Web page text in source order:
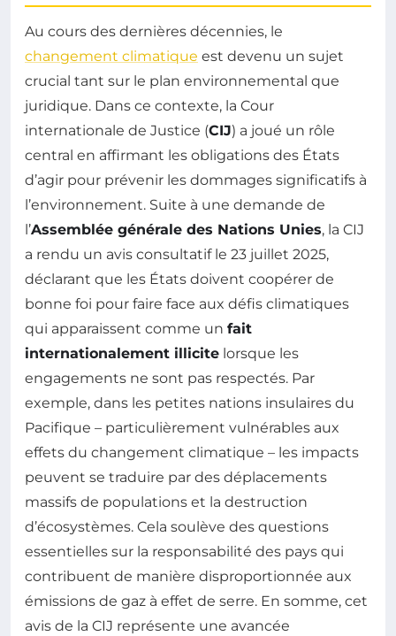
Au cours des dernières décennies, le
changement climatique est devenu un sujet
crucial tant sur le plan environnemental que
juridique. Dans ce contexte, la Cour
internationale de Justice (CIJ) a joué un rôle
central en affirmant les obligations des États
d’agir pour prévenir les dommages significatifs à
l’environnement. Suite à une demande de
l’Assemblée générale des Nations Unies, la CIJ
a rendu un avis consultatif le 23 juillet 2025,
déclarant que les États doivent coopérer de
bonne foi pour faire face aux défis climatiques
qui apparaissent comme un fait
internationalement illicite lorsque les
engagements ne sont pas respectés. Par
exemple, dans les petites nations insulaires du
Pacifique – particulièrement vulnérables aux
effets du changement climatique – les impacts
peuvent se traduire par des déplacements
massifs de populations et la destruction
d’écosystèmes. Cela soulève des questions
essentielles sur la responsabilité des pays qui
contribuent de manière disproportionnée aux
émissions de gaz à effet de serre. En somme, cet
avis de la CIJ représente une avancée